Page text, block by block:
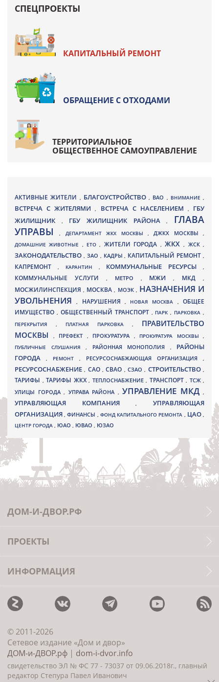
СПЕЦПРОЕКТЫ
КАПИТАЛЬНЫЙ РЕМОНТ
ОБРАЩЕНИЕ С ОТХОДАМИ
ТЕРРИТОРИАЛЬНОЕ
ОБЩЕСТВЕННОЕ САМОУПРАВЛЕНИЕ
АКТИВНЫЕ ЖИТЕЛИ , БЛАГОУСТРОЙСТВО , ВАО , ВНИМАНИЕ ,
ВСТРЕЧА С ЖИТЕЛЯМИ, ВСТРЕЧА С НАСЕЛЕНИЕМ , ГБУ
ЖИЛИЩНИК
, ГБУ ЖИЛИЩНИК РАЙОНА, ГЛАВА
УПРАВЫ, ДЕПАРТАМЕНТ ЖКХ МОСКВЫ ,ДЖКХ МОСКВЫ ,
ДОМАШНИЕ ЖИВОТНЫЕ , ЕТО, ЖИТЕЛИ ГОРОДА , ЖКХ, ЖСК,
ЗАКОНОДАТЕЛЬСТВО , ЗАО , КАДРЫ, КАПИТАЛЬНЫЙ РЕМОНТ ,
КАПРЕМОНТ , КАРАНТИН , КОММУНАЛЬНЫЕ РЕСУРСЫ,
КОММУНАЛЬНЫЕ УСЛУГИ , МЕТРО , МЖИ, МКД ,
МОСЖИЛИНСПЕКЦИЯ, МОСКВА , МОЭК , НАЗНАЧЕНИЯ И
УВОЛЬНЕНИЯ, НАРУШЕНИЯ , НОВАЯ МОСКВА ,ОБЩЕЕ
ИМУЩЕСТВО , ОБЩЕСТВЕННЫЙ ТРАНСПОРТ , ПАРК, ПАРКОВКА ,
ПЕРЕКРЫТИЯ , ПЛАТНАЯ ПАРКОВКА , ПРАВИТЕЛЬСТВО
МОСКВЫ
, ПРЕФЕКТ , ПРОКУРАТУРА , ПРОКУРАТУРА МОСКВЫ ,
ПУБЛИЧНЫЕ СЛУШАНИЯ , РАЙОННАЯ МОНОПОЛИЯ , РАЙОНЫ
ГОРОДА
, РЕМОНТ , РЕСУРСОСНАБЖАЮЩАЯ ОРГАНИЗАЦИЯ ,
РЕСУРСОСНАБЖЕНИЕ, САО,СВАО ,СЗАО, СТРОИТЕЛЬСТВО,
ТАРИФЫ , ТАРИФЫ ЖКХ , ТЕПЛОСНАБЖЕНИЕ , ТРАНСПОРТ , ТСЖ ,
УЛИЦЫ ГОРОДА , УПРАВА РАЙОНА , УПРАВЛЕНИЕ МКД ,
УПРАВЛЯЮЩАЯ КОМПАНИЯ,УПРАВЛЯЮЩАЯ
ОРГАНИЗАЦИЯ,ФИНАНСЫ , ФОНД КАПИТАЛЬНОГО РЕМОНТА , ЦАО,
ЦЕНТР ГОРОДА , ЮАО , ЮВАО , ЮЗАО
ДОМ-И-ДВОР.РФ
ПРОЕКТЫ
ИНФОРМАЦИЯ
© 2011-2026
Сетевое издание «Дом и двор»
ДОМ-и-ДВОР.рф | dom-i-dvor.info
свидетельство ЭЛ № ФС 77 - 73037 от 09.06.2018г., главный
редактор Степура Павел Иванович